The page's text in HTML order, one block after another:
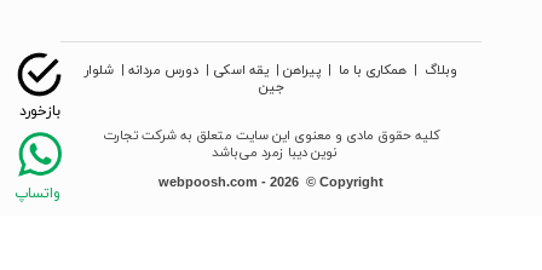
وبلاگ | همکاری با ما | پیراهن | یقه اسکی | دورس مردانه | شلوار
جین
کلیه حقوق مادی و معنوی این سایت متعلق به شرکت تجارت
نوین دیبا زمرد می‌باشد
webpoosh.com - 2026 © Copyright